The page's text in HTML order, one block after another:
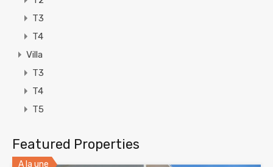
T3
T4
Villa
T3
T4
T5
Featured Properties
A la une